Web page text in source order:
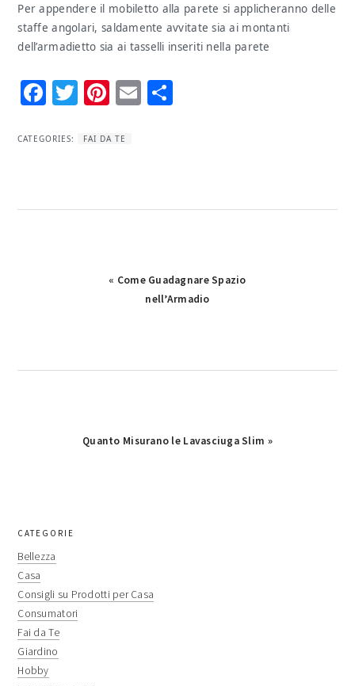
Per appendere il mobiletto alla parete si applicheranno delle
staffe angolari, saldamente avvitate sia ai montanti
dell’armadietto sia ai tasselli inseriti nella parete
Facebook
Twitter
Pinterest
Email
CATEGORIES: FAI DA TE
Previous
« Come Guadagnare Spazio
nell’Armadio
Next
Quanto Misurano le Lavasciuga Slim »
primary
sidebar
CATEGORIE
Bellezza
Casa
Consigli su Prodotti per Casa
Consumatori
Fai da Te
Giardino
Hobby